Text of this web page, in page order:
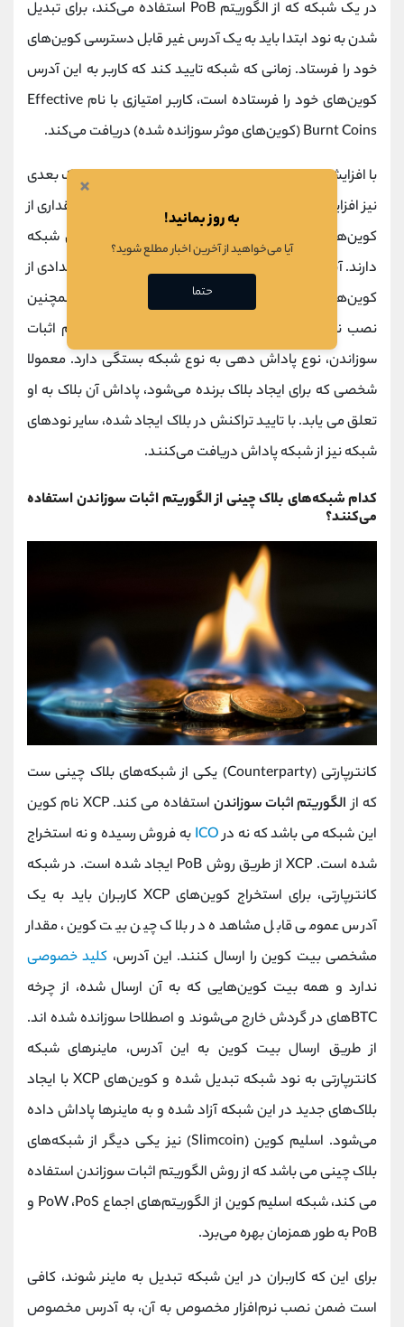
در یک شبکه که از الگوریتم PoB استفاده می‌کند، برای تبدیل
شدن به نود ابتدا باید به یک آدرس غیر ‌قابل دسترسی کوین‌های
خود را فرستاد. زمانی که شبکه تایید کند که کاربر به این آدرس
کوین‌های خود را فرستاده است، کاربر امتیازی با نام Effective
Burnt Coins (کوین‌های موثر سوزانده شده) دریافت می‌کند.
با افزایش تعداد این کوین‌ها، شانس کاربر برای ایجاد بلاک بعدی
نیز افزایش می یابد. کاربران برای شروع کار، فقط نیاز به مقداری از
کوین‌های شبکه برای سوزاندن و نرم‌افزار مخصوص آن شبکه
دارند. آنها می توانند کار خود را به عنوان ماینر با ارسال تعدادی از
کوین‌های شبکه به یک آدرس خاص و سوزاندن آن‌ها و همچنین
نصب نرم‌ افزار مخصوص شبکه آغاز کنند. در الگوریتم اثبات
سوزاندن، نوع پاداش‌ دهی به نوع شبکه‌ بستگی دارد. معمولا
شخصی که برای ایجاد بلاک برنده می‌شود، پاداش آن بلاک به او
تعلق می یابد. با تایید تراکنش در بلاک ایجاد شده، سایر نودهای
شبکه نیز از شبکه پاداش دریافت می‌کنند.
کدام شبکه‌های بلاک چینی از الگوریتم اثبات سوزاندن استفاده
می‌کنند؟
کانتر‌پارتی (Counterparty) یکی از شبکه‌های بلاک چینی ست
که ازالگوریتم اثبات سوزاندن
استفاده می کند. XCP نام کوین
این شبکه می باشد که نه درICO به فروش رسیده و نه استخراج
شده است. XCP از طریق روش PoB ایجاد شده است. در شبکه
کانتر‌پارتی، برای استخراج کوین‌های XCP کاربران باید به یک
آدرس عمومی قابل مشاهده در بلاک چین بیت کوین، مقدار
مشخصی بیت کوین را ارسال کنند. این آدرس، کلید خصوصی
ندارد و همه بیت کوین‌هایی که به آن ارسال شده، از چرخه
BTCهای در گردش خارج می‌شوند و اصطلاحا سوزانده شده اند.
از طریق ارسال بیت کوین‌ به این آدرس، ماینرهای شبکه
کانترپارتی به نود شبکه تبدیل شده و کوین‌های XCP با ایجاد
بلاک‌های جدید در این شبکه آزاد شده و به ماینر‌ها پاداش داده
می‌شود. اسلیم کوین (Slimcoin) نیز یکی دیگر از شبکه‌های
بلاک چینی می باشد که از روش الگوریتم اثبات سوزاندن استفاده
می کند، شبکه اسلیم کوین از الگوریتم‌های اجماع PoW ،PoS و
PoB به طور همزمان بهره می‌برد.
برای این که کاربران در این شبکه تبدیل به ماینر شوند، کافی
است ضمن نصب نرم‌افزار مخصوص به آن، به آدرس مخصوص
×
به روز بمانید!
آیا می‌خواهید از آخرین اخبار مطلع شوید؟
حتما